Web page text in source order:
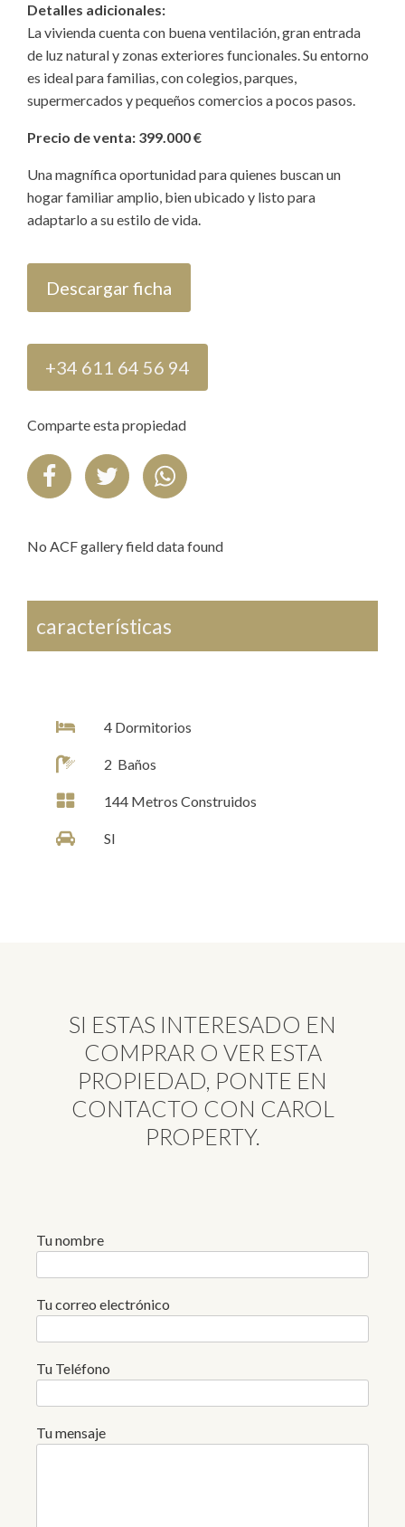
No ACF gallery field data found
características
4 Dormitorios
2 Baños
144 Metros Construidos
SI
Detalles adicionales:
La vivienda cuenta con buena ventilación, gran entrada
de luz natural y zonas exteriores funcionales. Su entorno
es ideal para familias, con colegios, parques,
supermercados y pequeños comercios a pocos pasos.
Precio de venta: 399.000 €
Una magnífica oportunidad para quienes buscan un
hogar familiar amplio, bien ubicado y listo para
adaptarlo a su estilo de vida.
Descargar ficha
+34 611 64 56 94
Comparte esta propiedad
SI ESTAS INTERESADO EN
COMPRAR O VER ESTA
PROPIEDAD, PONTE EN
CONTACTO CON CAROL
PROPERTY.
Tu nombre
Tu correo electrónico
Tu Teléfono
Tu mensaje